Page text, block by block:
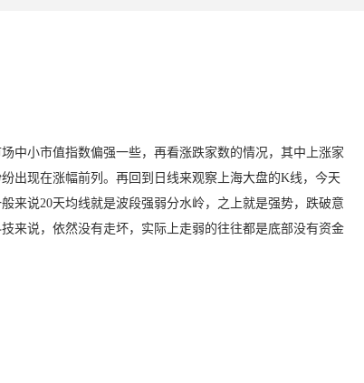
中小市值指数偏强一些，再看涨跌家数的情况，其中上涨家
出现在涨幅前列。再回到日线来观察上海大盘的K线，今天
来说20天均线就是波段强弱分水岭，之上就是强势，跌破意
来说，依然没有走坏，实际上走弱的往往都是底部没有资金